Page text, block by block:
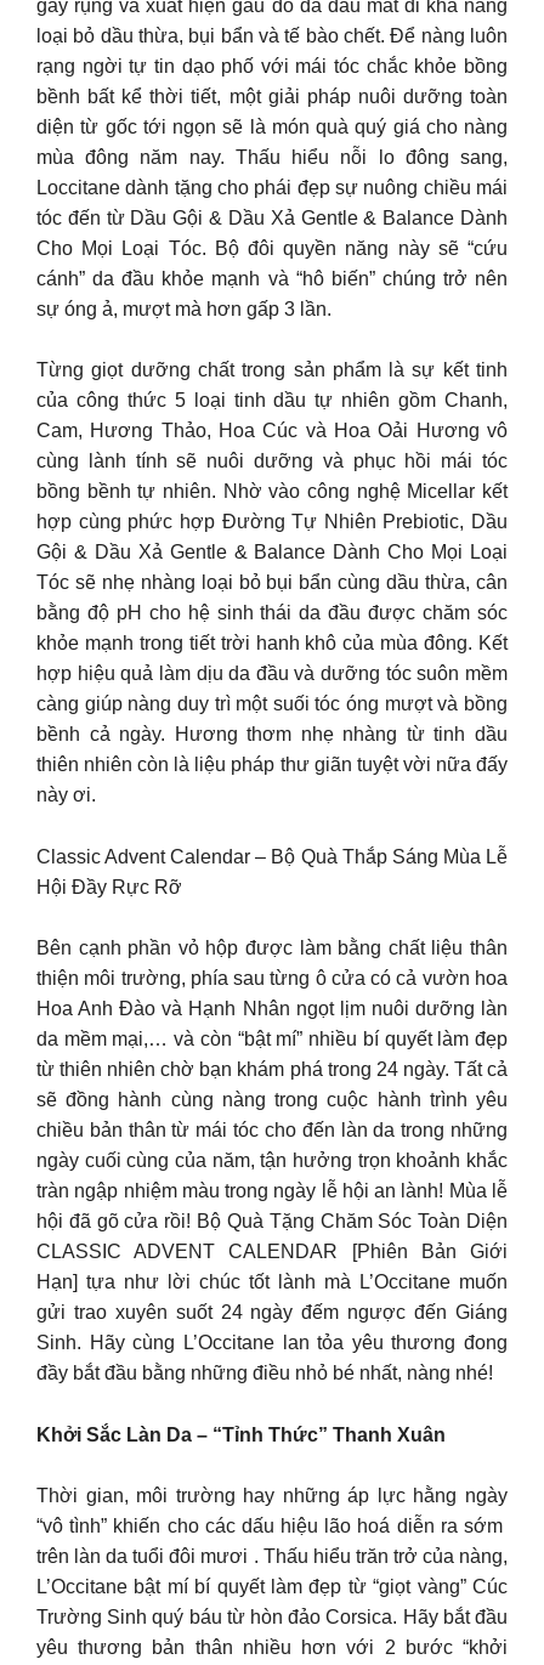
gãy rụng và xuất hiện gàu do da đầu mất đi khả năng
loại bỏ dầu thừa, bụi bẩn và tế bào chết. Để nàng luôn
rạng ngời tự tin dạo phố với mái tóc chắc khỏe bồng
bềnh bất kể thời tiết, một giải pháp nuôi dưỡng toàn
diện từ gốc tới ngọn sẽ là món quà quý giá cho nàng
mùa đông năm nay. Thấu hiểu nỗi lo đông sang,
Loccitane dành tặng cho phái đẹp sự nuông chiều mái
tóc đến từ Dầu Gội & Dầu Xả Gentle & Balance Dành
Cho Mọi Loại Tóc. Bộ đôi quyền năng này sẽ “cứu
cánh” da đầu khỏe mạnh và “hô biến” chúng trở nên
sự óng ả, mượt mà hơn gấp 3 lần.
Từng giọt dưỡng chất trong sản phẩm là sự kết tinh
của công thức 5 loại tinh dầu tự nhiên gồm Chanh,
Cam, Hương Thảo, Hoa Cúc và Hoa Oải Hương vô
cùng lành tính sẽ nuôi dưỡng và phục hồi mái tóc
bồng bềnh tự nhiên. Nhờ vào công nghệ Micellar kết
hợp cùng phức hợp Đường Tự Nhiên Prebiotic, Dầu
Gội & Dầu Xả Gentle & Balance Dành Cho Mọi Loại
Tóc sẽ nhẹ nhàng loại bỏ bụi bẩn cùng dầu thừa, cân
bằng độ pH cho hệ sinh thái da đầu được chăm sóc
khỏe mạnh trong tiết trời hanh khô của mùa đông. Kết
hợp hiệu quả làm dịu da đầu và dưỡng tóc suôn mềm
càng giúp nàng duy trì một suối tóc óng mượt và bồng
bềnh cả ngày. Hương thơm nhẹ nhàng từ tinh dầu
thiên nhiên còn là liệu pháp thư giãn tuyệt vời nữa đấy
này ơi.
Classic Advent Calendar – Bộ Quà Thắp Sáng Mùa Lễ
Hội Đầy Rực Rỡ
Bên cạnh phần vỏ hộp được làm bằng chất liệu thân
thiện môi trường, phía sau từng ô cửa có cả vườn hoa
Hoa Anh Đào và Hạnh Nhân ngọt lịm nuôi dưỡng làn
da mềm mại,… và còn “bật mí” nhiều bí quyết làm đẹp
từ thiên nhiên chờ bạn khám phá trong 24 ngày. Tất cả
sẽ đồng hành cùng nàng trong cuộc hành trình yêu
chiều bản thân từ mái tóc cho đến làn da trong những
ngày cuối cùng của năm, tận hưởng trọn khoảnh khắc
tràn ngập nhiệm màu trong ngày lễ hội an lành! Mùa lễ
hội đã gõ cửa rồi! Bộ Quà Tặng Chăm Sóc Toàn Diện
CLASSIC ADVENT CALENDAR [Phiên Bản Giới
Hạn] tựa như lời chúc tốt lành mà L’Occitane muốn
gửi trao xuyên suốt 24 ngày đếm ngược đến Giáng
Sinh. Hãy cùng L’Occitane lan tỏa yêu thương đong
đầy bắt đầu bằng những điều nhỏ bé nhất, nàng nhé!
Khởi Sắc Làn Da – “Tỉnh Thức” Thanh Xuân
Thời gian, môi trường hay những áp lực hằng ngày
“vô tình” khiến cho các dấu hiệu lão hoá diễn ra sớm
trên làn da tuổi đôi mươi . Thấu hiểu trăn trở của nàng,
L’Occitane bật mí bí quyết làm đẹp từ “giọt vàng” Cúc
Trường Sinh quý báu từ hòn đảo Corsica. Hãy bắt đầu
yêu thương bản thân nhiều hơn với 2 bước “khởi